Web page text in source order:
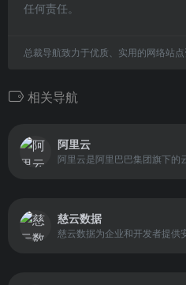
任何责任。
总裁导航致力于优质、实用的网络站点
相关导航
阿里云
慈云数据